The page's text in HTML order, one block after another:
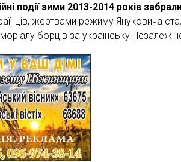
події зими 2013-2014 років
жертвами режиму Януковича
борців за українську